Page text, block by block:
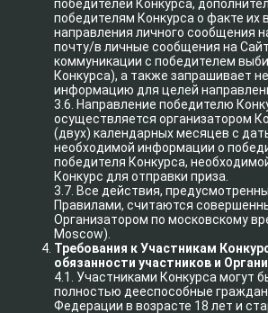
победителей Конкурса,
победителям Конкурса о факте их
направления личного сообщения
почту/в личные сообщения на
коммуникации с победителем
Конкурса), а также запрашивает
информацию для целей
3.6. Направление победителю
осуществляется организатором
(двух) календарных месяцев с
необходимой информации о
победителя Конкурса,
Конкурс для отправки приза.
3.7. Все действия,
Правилами, считаются
Организатором по московскому
Moscow).
Требования к Участникам
обязанности участников и
4.1. Участниками Конкурса могут
полностью дееспособные
Федерации в возрасте 18 лет и